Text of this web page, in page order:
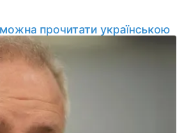
прочитати українською